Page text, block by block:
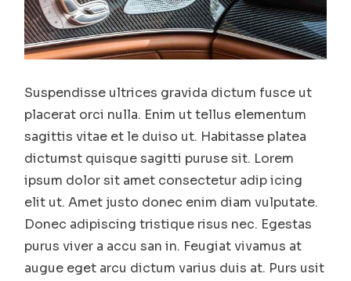
Suspendisse ultrices gravida dictum fusce ut
placerat orci nulla. Enim ut tellus elementum
sagittis vitae et le duiso ut. Habitasse platea
dictumst quisque sagitti puruse sit. Lorem
ipsum dolor sit amet consectetur adip icing
elit ut. Amet justo donec enim diam vulputate.
Donec adipiscing tristique risus nec. Egestas
purus viver a accu san in. Feugiat vivamus at
augue eget arcu dictum varius duis at. Purs usit